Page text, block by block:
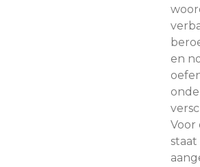
en
Voor
staat